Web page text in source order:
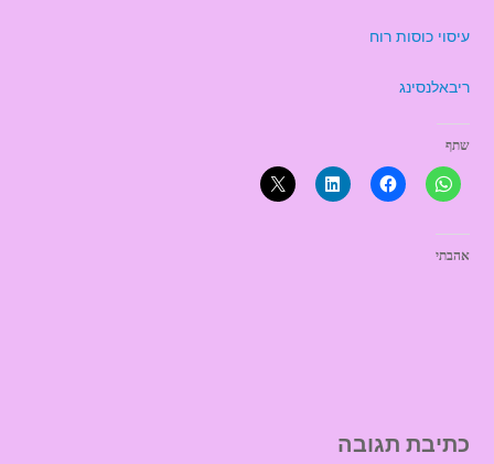
עיסוי כוסות רוח
ריבאלנסינג
שתף
אהבתי
כתיבת תגובה